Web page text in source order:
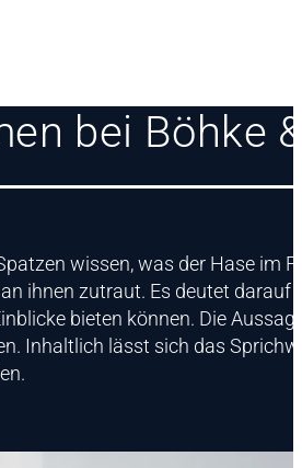
bei Böhke
wissen, was der Hase im
ihnen zutraut. Es deutet
bieten können. Die
Inhaltlich lässt sich das